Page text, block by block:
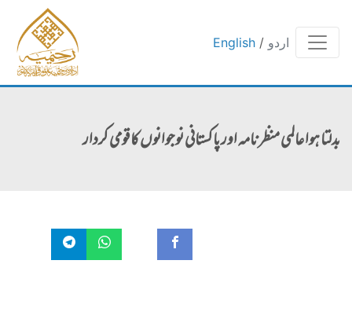
English / اردو
بدلتا ہوا عالمی منظر نامہ اور پاکستانی نوجوانوں کا قومی کردار